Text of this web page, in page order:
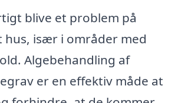
blive et problem på
hus, især i områder med
Algebehandling af
er en effektiv måde at